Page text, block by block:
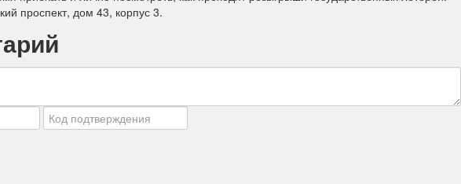
проспект, дом 43, корпус 3.